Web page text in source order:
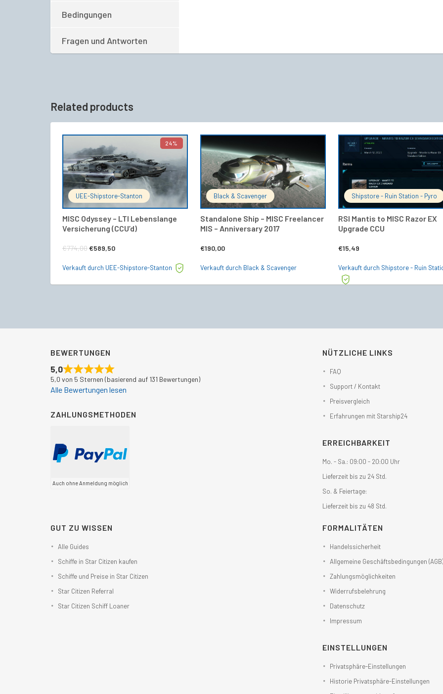
Bedingungen
Fragen und Antworten
Related products
24%
UEE-Shipstore-Stanton
MISC Odyssey – LTI Lebenslange
Versicherung (CCU’d)
€774,00Ursprünglicher
€589,50
IN DEN WARENKORB
Verkauft durch UEE-Shipstore-Stanton
Black & Scavenger
Standalone Ship – MISC Freelancer
MIS – Anniversary 2017
€190,00
Verkauft durch Black & Scavenger
Shipstore - Ruin Station - Pyro
RSI Mantis to MISC Razor EX
Upgrade CCU
€15,49
IN DEN
Verkauft durch Shipstore - Ruin
BEWERTUNGEN
5,0
5,0 von 5 Sternen (basierend auf 131 Bewertungen)
Alle Bewertungen lesen
ZAHLUNGSMETHODEN
Auch ohne Anmeldung möglich
NÜTZLICHE LINKS
FAQ
Support / Kontakt
Preisvergleich
Erfahrungen mit Starship24
ERREICHBARKEIT
Mo. - Sa.: 09:00 - 20:00 Uhr
Lieferzeit bis zu 24 Std.
So. & Feiertage:
Lieferzeit bis zu 48 Std.
GUT ZU WISSEN
Alle Guides
Schiffe in Star Citizen kaufen
Schiffe und Preise in Star Citizen
Star Citizen Referral
Star Citizen Schiff Loaner
FORMALITÄTEN
Handelssicherheit
Allgemeine Geschäftsbedingungen (AGB)
Zahlungsmöglichkeiten
Widerrufsbelehrung
Datenschutz
Impressum
EINSTELLUNGEN
Privatsphäre-Einstellungen
Historie Privatsphäre-Einstellungen